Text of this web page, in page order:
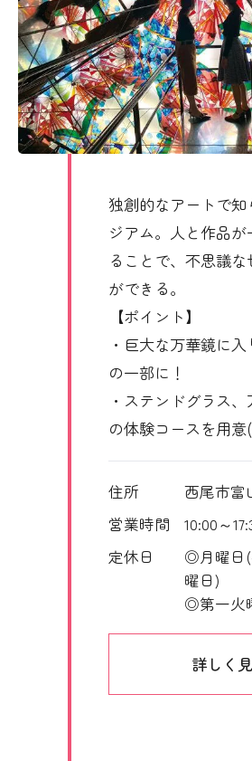
独創的なアートで
ジアム。人と作品
ることで、不思議
ができる。
【ポイント】
・巨大な万華鏡に
の一部に！
・ステンドグラス
の体験コースを用意
住所
西尾市富
営業時間
10:00～
定休日
◎月曜日(
曜日)
◎第一火
詳しく